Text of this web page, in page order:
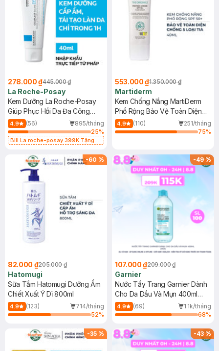
278.000 ₫445.000 ₫
La Roche-Posay
Kem Dưỡng La Roche-Posay
Giúp Phục Hồi Da Đa Công
Dụng 40ml
4.9 (56)
895/tháng
25%
Bill La roche-posay 399K Tặng
(SL có hạn)
553.000 ₫1.350.000 ₫
Martiderm
Kem Chống Nắng MartiDerm
Phổ Rộng Bảo Vệ Toàn Diện
40ml
4.9 (110)
251/tháng
75%
-60 %
82.000 ₫205.000 ₫
Hatomugi
Sữa Tắm Hatomugi Dưỡng Ẩm
Chiết Xuất Ý Dĩ 800ml
4.9 (123)
714/tháng
52%
-49%
107.000 ₫209.000 ₫
Garnier
Nước Tẩy Trang Garnier Dành
Cho Da Dầu Và Mụn 400ml
(Mới)
4.9 (69)
1.1k/tháng
68%
-35 % -43%